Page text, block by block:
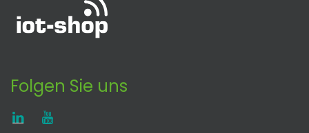
Folgen Sie uns